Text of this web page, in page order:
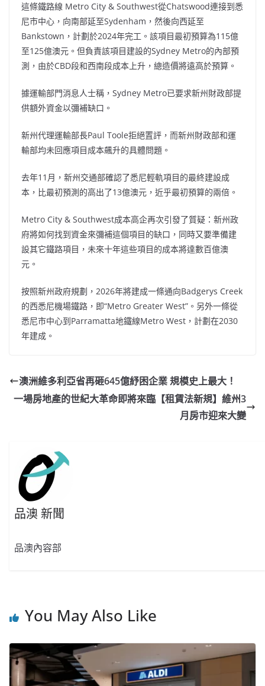
這條鐵路線 Metro City & Southwest從Chatswood連接到悉
尼市中心，向南部延至Sydenham，然後向西延至
Bankstown，計劃於2024年完工。該項目最初預算為115億
至125億澳元。但負責該項目建設的Sydney Metro的內部預
測，由於CBD段和西南段成本上升，總造價將遠高於預算。
據運輸部門消息人士稱，Sydney Metro已要求新州財政部提
供額外資金以彌補缺口。
新州代理運輸部長Paul Toole拒絕置評，而新州財政部和運
輸部均未回應項目成本飆升的具體問題。
去年11月，新州交通部確認了悉尼輕軌項目的最終建設成
本，比最初預測的高出了13億澳元，近乎最初預算的兩倍。
Metro City & Southwest成本高企再次引發了質疑：新州政
府將如何找到資金來彌補這個項目的缺口，同時又要準備建
設其它鐵路項目，未來十年這些項目的成本將達數百億澳
元。
按照新州政府規劃，2026年將建成一條通向Badgerys Creek
的西悉尼機場鐵路，即“Metro Greater West”。另外一條從
悉尼市中心到Parramatta地鐵線Metro West，計劃在2030
年建成。
澳洲維多利亞省再砸645億紓困企業 規模史上最大！
一場房地產的世紀大革命即將來臨【租賃法新規】維州3
月房市迎來大變
品澳 新聞
品澳內容部
You May Also Like